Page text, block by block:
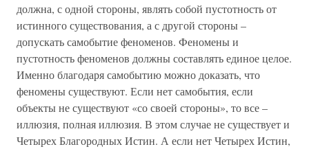
должна, с одной стороны, являть собой пустотность от
истинного существования, а с другой стороны –
допускать самобытие феноменов. Феномены и
пустотность феноменов должны составлять единое целое.
Именно благодаря самобытию можно доказать, что
феномены существуют. Если нет самобытия, если
объекты не существуют «со своей стороны», то все –
иллюзия, полная иллюзия. В этом случае не существует и
Четырех Благородных Истин. А если нет Четырех Истин,